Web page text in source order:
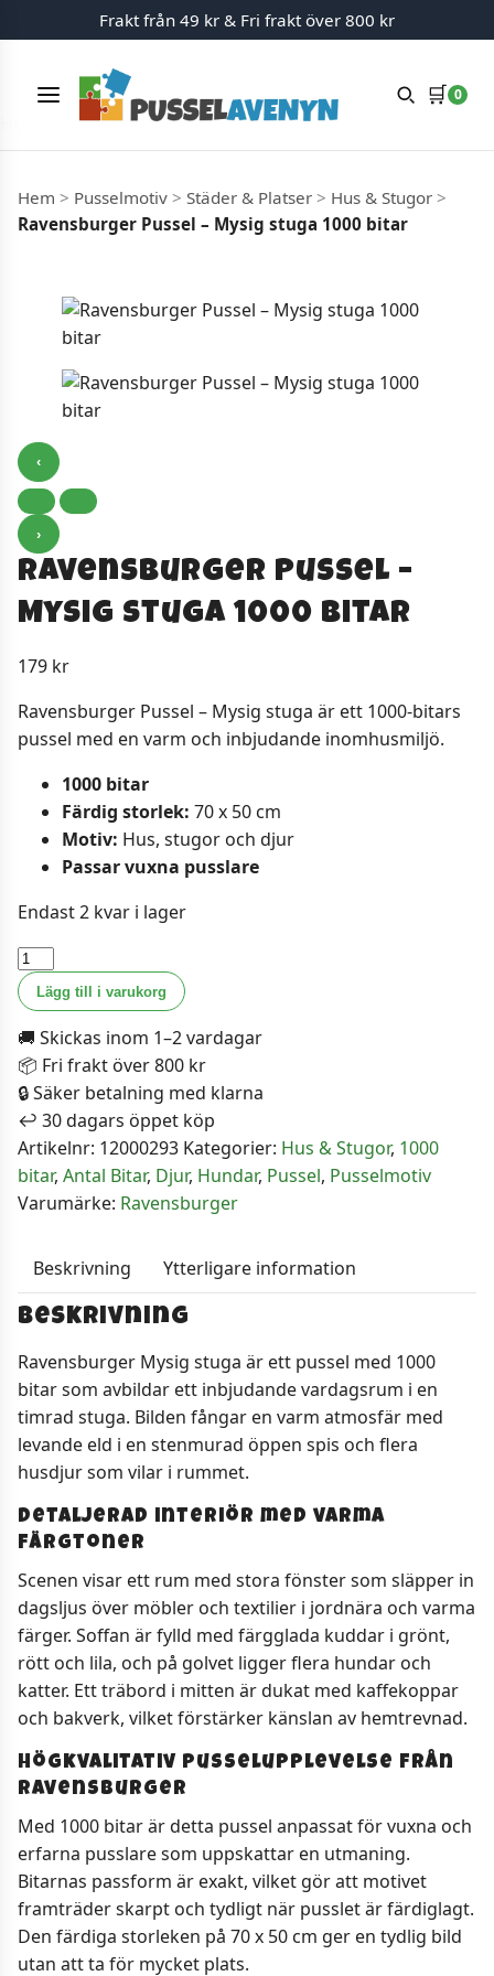
Hoppa till innehåll
Frakt från 49 kr & Fri frakt över 800 kr
Meny 🛒 0
Hem > Pusselmotiv > Städer & Platser > Hus & Stugor >
Ravensburger Pussel – Mysig stuga 1000 bitar
‹
›
Ravensburger Pussel –
Mysig stuga 1000 bitar
179 kr
Ravensburger Pussel – Mysig stuga är ett 1000-bitars
pussel med en varm och inbjudande inomhusmiljö.
1000 bitar
Färdig storlek: 70 x 50 cm
Motiv: Hus, stugor och djur
Passar vuxna pusslare
Endast 2 kvar i lager
Ravensburger
Pussel
-
Mysig
stuga
1000
bitar
mängd
Lägg till i varukorg
🚚 Skickas inom 1–2 vardagar
📦 Fri frakt över 800 kr
🔒 Säker betalning med klarna
↩️ 30 dagars öppet köp
Artikelnr: 12000293 Kategorier: Hus & Stugor, 1000
bitar, Antal Bitar, Djur, Hundar, Pussel, Pusselmotiv
Varumärke: Ravensburger
Beskrivning Ytterligare information
Beskrivning
Ravensburger Mysig stuga är ett pussel med 1000
bitar som avbildar ett inbjudande vardagsrum i en
timrad stuga. Bilden fångar en varm atmosfär med
levande eld i en stenmurad öppen spis och flera
husdjur som vilar i rummet.
Detaljerad interiör med varma
färgtoner
Scenen visar ett rum med stora fönster som släpper in
dagsljus över möbler och textilier i jordnära och varma
färger. Soffan är fylld med färgglada kuddar i grönt,
rött och lila, och på golvet ligger flera hundar och
katter. Ett träbord i mitten är dukat med kaffekoppar
och bakverk, vilket förstärker känslan av hemtrevnad.
Högkvalitativ pusselupplevelse från
Ravensburger
Med 1000 bitar är detta pussel anpassat för vuxna och
erfarna pusslare som uppskattar en utmaning.
Bitarnas passform är exakt, vilket gör att motivet
framträder skarpt och tydligt när pusslet är färdiglagt.
Den färdiga storleken på 70 x 50 cm ger en tydlig bild
utan att ta för mycket plats.